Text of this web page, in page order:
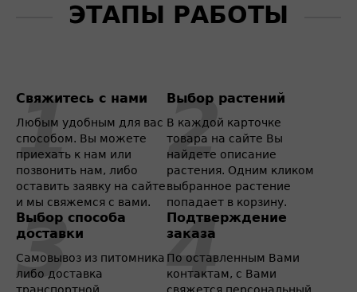
ЭТАПЫ РАБОТЫ
Свяжитесь с нами
Любым удобным для вас
способом. Вы можете
приехать к нам или
позвонить нам, либо
оставить заявку на сайте
и мы свяжемся с вами.
Выбор растений
В каждой карточке
товара на сайте Вы
найдете описание
растения. Одним кликом
выбранное растение
попадает в корзину.
Выбор способа
доставки
Самовывоз из питомника
либо доставка
Подтверждение
заказа
По оставленным Вами
контактам, с Вами